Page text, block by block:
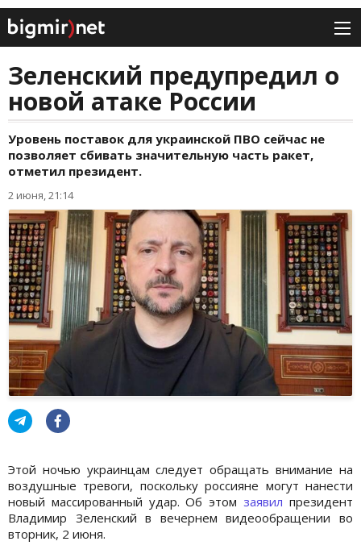
Зеленский предупредил о
новой атаке России
Уровень поставок для украинской ПВО сейчас не
позволяет сбивать значительную часть ракет,
отметил президент.
2 июня, 21:14
Этой ночью украинцам следует обращать внимание на
воздушные тревоги, поскольку россияне могут нанести
новый массированный удар. Об этомзаявил президент
Владимир Зеленский в вечернем видеообращении во
вторник, 2 июня.